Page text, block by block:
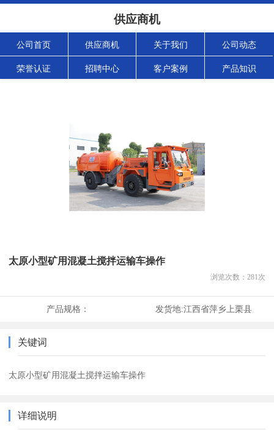
供应商机
公司首页 供应商机 关于我们 公司动态
荣誉认证 招聘中心 客户案例 产品知识
太原小型矿用混凝土搅拌运输车操作
浏览次数： 281次
产品规格： 发货地:江西省萍乡上栗县
关键词
太原小型矿用混凝土搅拌运输车操作
详细说明